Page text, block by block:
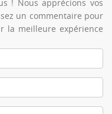
! Nous apprécions vos
un commentaire pour
la meilleure expérience